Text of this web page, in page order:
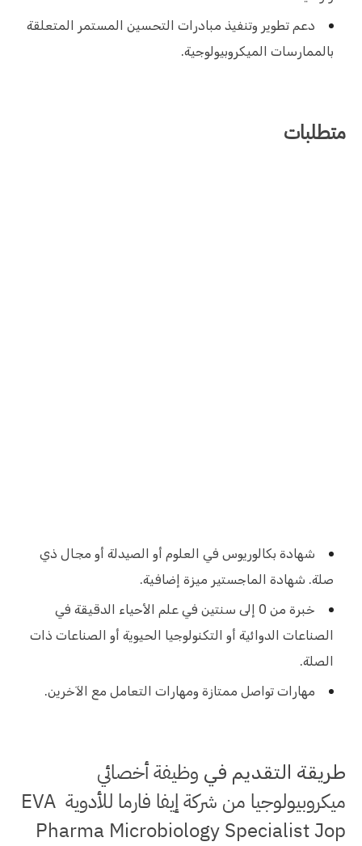
دعم تطوير وتنفيذ مبادرات التحسين المستمر المتعلقة
بالممارسات الميكروبيولوجية.
متطلبات
شهادة بكالوريوس في العلوم أو الصيدلة أو مجال ذي
صلة. شهادة الماجستير ميزة إضافية.
خبرة من 0 إلى سنتين في علم الأحياء الدقيقة في
الصناعات الدوائية أو التكنولوجيا الحيوية أو الصناعات ذات
الصلة.
مهارات تواصل ممتازة ومهارات التعامل مع الآخرين.
طريقة التقديم في وظيفة أخصائي
ميكروبيولوجيا من شركة إيفا فارما للأدوية EVA
Pharma Microbiology Specialist Jop